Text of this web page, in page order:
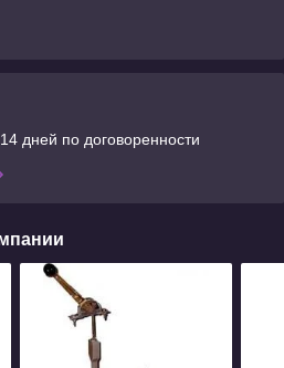
дней по договоренности